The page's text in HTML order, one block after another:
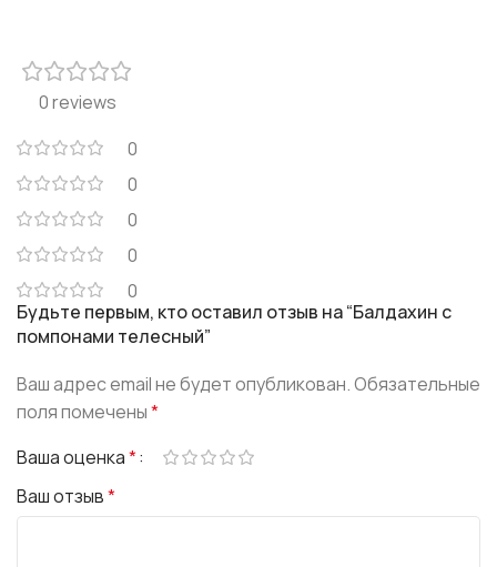
0 reviews
0
0
0
0
0
Будьте первым, кто оставил отзыв на “Балдахин с
помпонами телесный”
Ваш адрес email не будет опубликован.Обязательные
поля помечены*
Ваша оценка*
Ваш отзыв*